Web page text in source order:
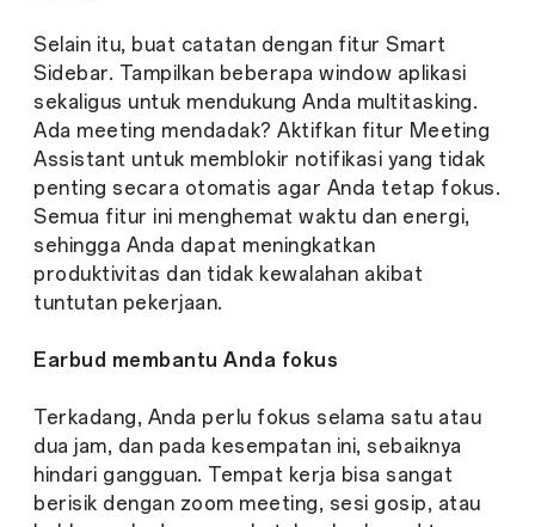
Selain itu, buat catatan dengan fitur Smart
Sidebar. Tampilkan beberapa window aplikasi
sekaligus untuk mendukung Anda multitasking.
Ada meeting mendadak? Aktifkan fitur Meeting
Assistant untuk memblokir notifikasi yang tidak
penting secara otomatis agar Anda tetap fokus.
Semua fitur ini menghemat waktu dan energi,
sehingga Anda dapat meningkatkan
produktivitas dan tidak kewalahan akibat
tuntutan pekerjaan.
Earbud membantu Anda fokus
Terkadang, Anda perlu fokus selama satu atau
dua jam, dan pada kesempatan ini, sebaiknya
hindari gangguan. Tempat kerja bisa sangat
berisik dengan zoom meeting, sesi gosip, atau